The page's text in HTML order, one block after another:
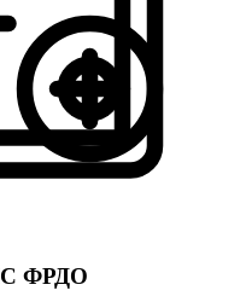
ФРДО